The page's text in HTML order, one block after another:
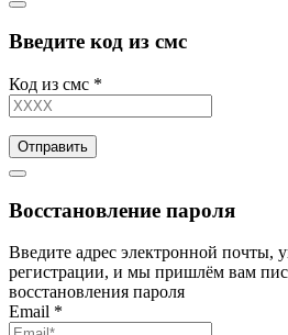
Введите код из смс
Код из смс *
Отправить
Восстановление пароля
Введите адрес электронной почты,
регистрации, и мы пришлём вам
восстановления пароля
Email *